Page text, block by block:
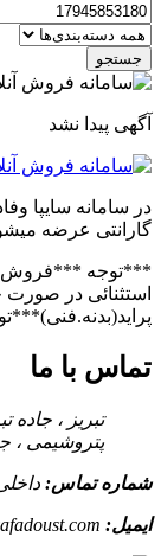
جستجو
آگهی پیدا نشد
در سامانه سایپا
گارانتی عرضه
استثنائی در
تماس با ما
تبریز ، جاده
پتروشیمی ،
شماره تماس: داخلی 4 - 34219000 041 /
ایمیل: